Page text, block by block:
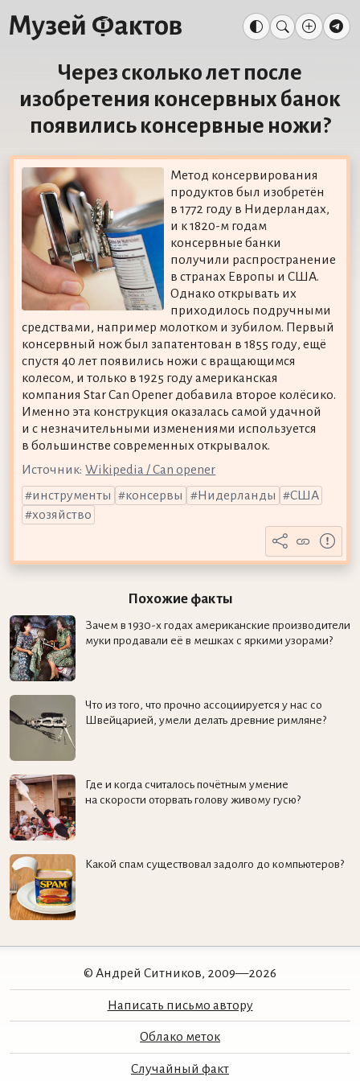
Через сколько лет после
изобретения консервных банок
появились консервные ножи?
Метод консервирования
продуктов был изобретён
в 1772 году в Нидерландах,
и к 1820-м годам
консервные банки
получили распространение
в странах Европы и США.
Однако открывать их
приходилось подручными
средствами, например молотком и зубилом. Первый
консервный нож был запатентован в 1855 году, ещё
спустя 40 лет появились ножи с вращающимся
колесом, и только в 1925 году американская
компания Star Can Opener добавила второе колёсико.
Именно эта конструкция оказалась самой удачной
и с незначительными изменениями используется
в большинстве современных открывалок.
Источник: Wikipedia / Can opener
инструменты
консервы Нидерланды
США
хозяйство
Похожие факты
Зачем в 1930-х годах американские производители
муки продавали её в мешках с яркими узорами?
Что из того, что прочно ассоциируется у нас со
Швейцарией, умели делать древние римляне?
Где и когда считалось почётным умение
на скорости оторвать голову живому гусю?
Какой спам существовал задолго до компьютеров?
© Андрей Ситников, 2009—2026
Написать письмо автору
Облако меток
Случайный факт